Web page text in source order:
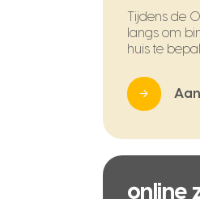
Tijdens de
langs om
huis te
online